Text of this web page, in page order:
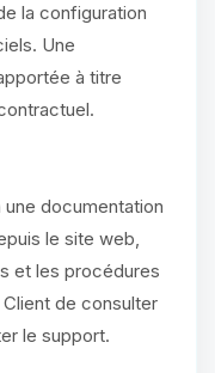
la configuration
Une
à titre
documentation
le site web,
et les procédures
de consulter
le support.